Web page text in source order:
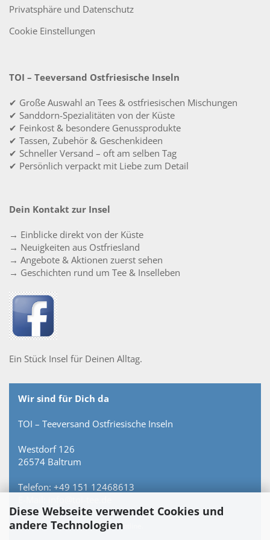
Diese Webseite verwendet Cookies und
andere Technologien
Privatsphäre und Datenschutz
Cookie Einstellungen
TOI – Teeversand Ostfriesische Inseln
✔ Große Auswahl an Tees & ostfriesischen Mischungen
✔ Sanddorn-Spezialitäten von der Küste
✔ Feinkost & besondere Genussprodukte
✔ Tassen, Zubehör & Geschenkideen
✔ Schneller Versand – oft am selben Tag
✔ Persönlich verpackt mit Liebe zum Detail
Dein Kontakt zur Insel
→ Einblicke direkt von der Küste
→ Neuigkeiten aus Ostfriesland
→ Angebote & Aktionen zuerst sehen
→ Geschichten rund um Tee & Inselleben
Ein Stück Insel für Deinen Alltag.
Wir sind für Dich da
TOI – Teeversand Ostfriesische Inseln
Westdorf 126
26574 Baltrum
Telefon: +49 151 12468613
Persönlich erreichbar – keine Hotline.